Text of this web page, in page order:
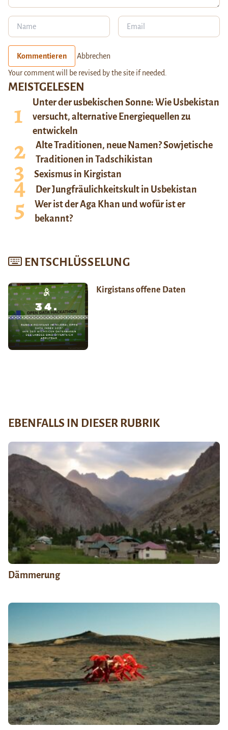
MEISTGELESEN
Unter der usbekischen Sonne: Wie Usbekistan
versucht, alternative Energiequellen zu
entwickeln
Alte Traditionen, neue Namen? Sowjetische
Traditionen in Tadschikistan
Sexismus in Kirgistan
Der Jungfräulichkeitskult in Usbekistan
Wer ist der Aga Khan und wofür ist er
bekannt?
ENTSCHLÜSSELUNG
Kirgistans offene Daten
Kommentieren Abbrechen
Your comment will be revised by the site if needed.
EBENFALLS IN DIESER RUBRIK
Dämmerung